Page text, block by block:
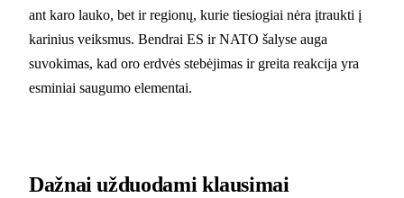
ant karo lauko, bet ir regionų, kurie tiesiogiai nėra įtraukti į
karinius veiksmus. Bendrai ES ir NATO šalyse auga
suvokimas, kad oro erdvės stebėjimas ir greita reakcija yra
esminiai saugumo elementai.
Dažnai užduodami klausimai